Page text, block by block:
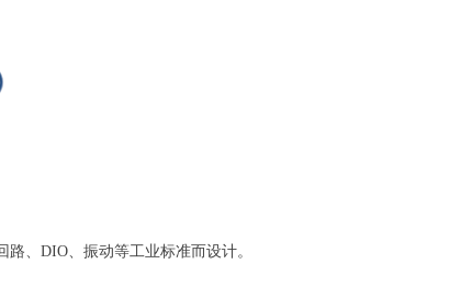
路、DIO、振动等工业标准而设计。